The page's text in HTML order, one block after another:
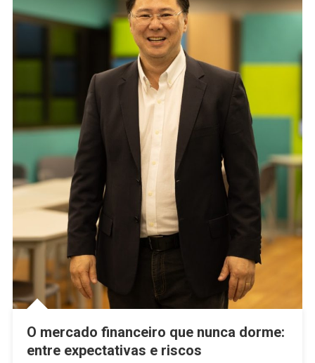
O mercado financeiro que nunca dorme:
entre expectativas e riscos